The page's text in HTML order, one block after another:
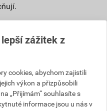
omítek a systémů
weberpas
životnost
náklady na její
zážitek z
cookies, abychom zajistili
výkon a přizpůsobili
„Přijímám“ souhlasíte s
informace jsou u nás v